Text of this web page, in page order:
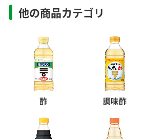
他の商品カテゴリ
酢 調味酢